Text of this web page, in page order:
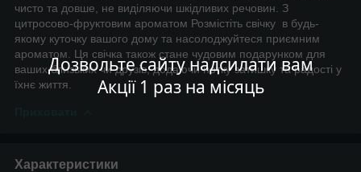
Дозвольте сайту надсилати вам
Акції 1 раз на місяць
чисто та довше, не виділяючи шкідливих речовин. З
цитросово-фруктовим ароматом Розмістіть свічку в будь-
якому куточку вашого дому та насолоджуйтеся приємним
ароматом. Ця свічка також стане чудовим подарунком для
ваших близьких чи друзів, додаючи нотку затишку та радості у
їхнє життя.
Характеристики